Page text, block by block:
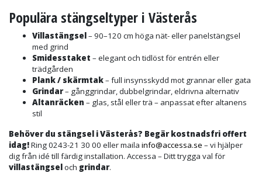
Populära stängseltyper i Västerås
Villastängsel– 90–120 cm höga nät- eller panelstängsel
med grind
Smidesstaket – elegant och tidlöst för entrén eller
trädgården
Plank / skärmtak– full insynsskydd mot grannar eller gata
Grindar– gånggrindar, dubbelgrindar, eldrivna alternativ
Altanräcken – glas, stål eller trä – anpassat efter altanens
stil
Behöver du stängsel i Västerås? Begär kostnadsfri offert
idag!Ring 0243-21 30 00 eller maila info@accessa.se – vi hjälper
dig från idé till färdig installation. Accessa – Ditt trygga val för
villastängseloch grindar.